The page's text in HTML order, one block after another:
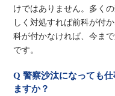
けではありません。多く
しく対処すれば前科が付
科が付かなければ、今ま
です。
Q 警察沙汰になっても
ますか？